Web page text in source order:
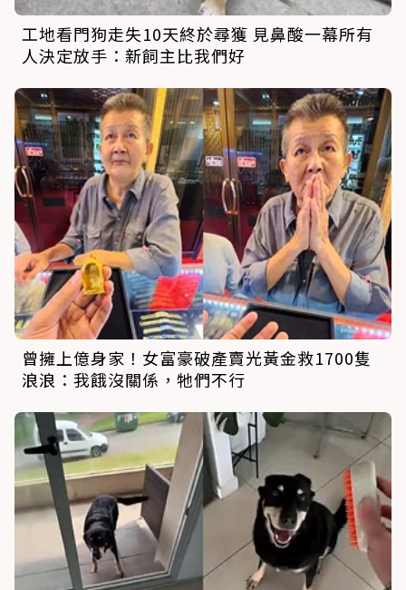
工地看門狗走失10天終於尋獲 見鼻酸一幕所有
人決定放手：新飼主比我們好
曾擁上億身家！女富豪破產賣光黃金救1700隻
浪浪：我餓沒關係，牠們不行